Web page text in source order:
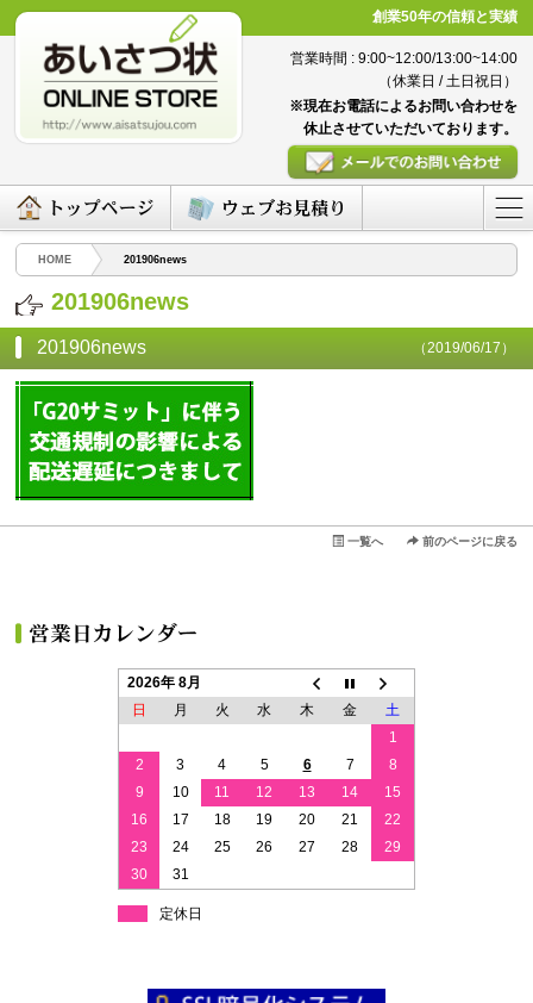
創業50年の信頼と実績
営業時間 : 9:00~12:00/13:00~14:00
（休業日 / 土日祝日）
※現在お電話によるお問い合わせを
休止させていただいております。
HOME 201906news
201906news
201906news （2019/06/17）
一覧へ 前のページに戻る
2026年 8月
日
月 火 水 木 金
土
1
2
3 4 5 6 7
8
9
10 11 12 13 14
15
16
17 18 19 20 21
22
23
24 25 26 27 28
29
30
31
定休日